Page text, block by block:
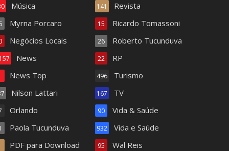
Música
Myrna Porcaro
Negócios Locais
News
News Top
Nilson Lattari
Orlando
Paola Tucunduva
PDF para Download
Revista
141
Ricardo Tomassoni
15
Roberto Tucunduva
26
RP
22
Turismo
496
TV
167
Vida & Saúde
90
Vida e Saúde
932
Wal Reis
95